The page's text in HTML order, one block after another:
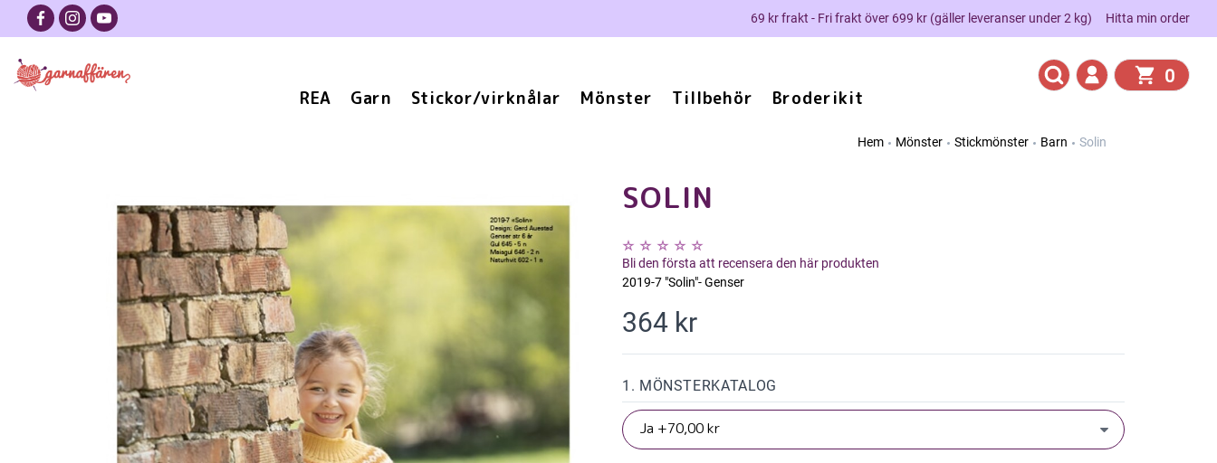
69 kr frakt - Fri frakt över 699 kr (gäller leveranser under 2 kg) Hitta min order
REA Garn Stickor/virknålar Mönster Tillbehör Broderikit
0
Hem Mönster Stickmönster Barn Solin
SOLIN
Bli den första att recensera den här produkten
2019-7 "Solin"- Genser
364 kr
1. MÖNSTERKATALOG